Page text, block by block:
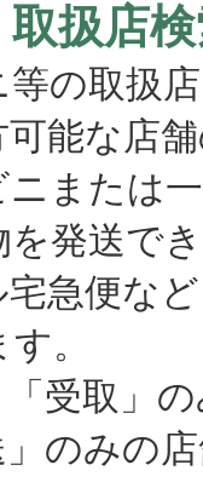
取扱店
の取扱
能な店
たは一
を発送で
便など
。
取」の
みの店